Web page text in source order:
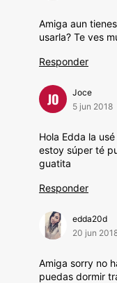
Amiga aun
usarla? Te ves
Responder
JO
Joce
5 jun 2018
Hola Edda la
estoy súper té
guatita
Responder
edda20d
20 jun
Amiga sorry no
puedas dormir